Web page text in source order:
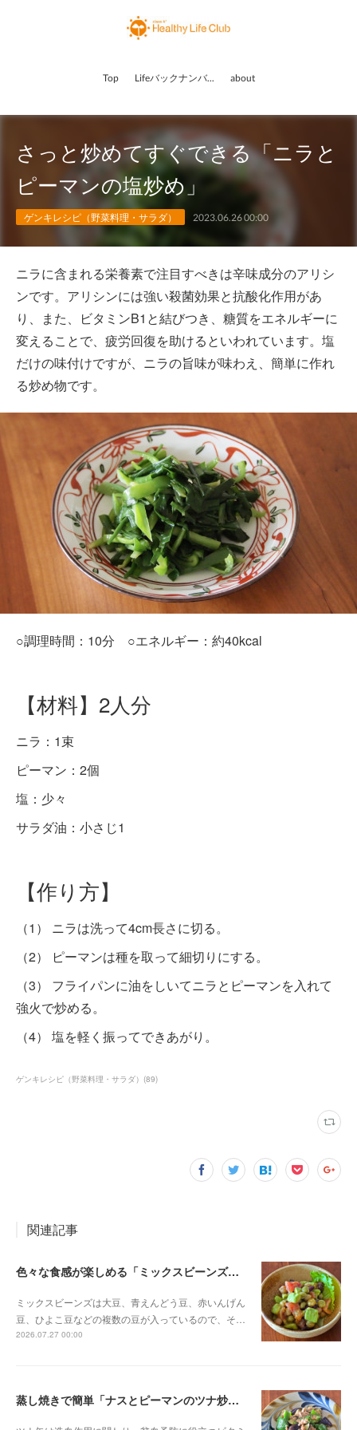
Top Lifeバックナンバー about
さっと炒めてすぐできる「ニラと
ピーマンの塩炒め」
ゲンキレシピ（野菜料理・サラダ） 2023.06.26 00:00
ニラに含まれる栄養素で注目すべきは辛味成分のアリシ
ンです。アリシンには強い殺菌効果と抗酸化作用があ
り、また、ビタミンB1と結びつき、糖質をエネルギーに
変えることで、疲労回復を助けるといわれています。塩
だけの味付けですが、ニラの旨味が味わえ、簡単に作れ
る炒め物です。
○調理時間：10分 ○エネルギー：約40kcal
【材料】2人分
ニラ：1束
ピーマン：2個
塩：少々
サラダ油：小さじ1
【作り方】
（1） ニラは洗って4cm長さに切る。
（2） ピーマンは種を取って細切りにする。
（3） フライパンに油をしいてニラとピーマンを入れて
強火で炒める。
（4） 塩を軽く振ってできあがり。
ゲンキレシピ（野菜料理・サラダ） (89)
関連記事
色々な食感が楽しめる「ミックスビーンズとアボカドのサラダ」
ミックスビーンズは大豆、青えんどう豆、赤いんげん
豆、ひよこ豆などの複数の豆が入っているので、そ…
2026.07.27 00:00
蒸し焼きで簡単「ナスとピーマンのツナ炒め」